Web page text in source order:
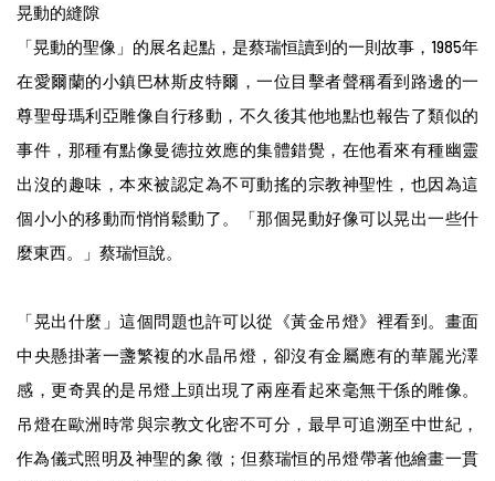
晃動的縫隙
「晃動的聖像」的展名起點，是蔡瑞恒讀到的⼀則故事，1985年
在愛爾蘭的⼩鎮巴林斯⽪特爾，⼀位⽬擊者聲稱看到路邊的⼀
尊聖⺟瑪利亞雕像⾃⾏移動，不久後其他地點也報告了類似的
事件，那種有點像曼德拉效應的集體錯覺，在他看來有種幽靈
出沒的趣味，本來被認定為不可動搖的宗教神聖性，也因為這
個⼩⼩的移動⽽悄悄鬆動了。「那個晃動好像可以晃出⼀些什
麼東⻄。」蔡瑞恒說。
「晃出什麼」這個問題也許可以從《黃⾦吊燈》裡看到。畫⾯
中央懸掛著⼀盞繁複的⽔晶吊燈，卻沒有⾦屬應有的華麗光澤
感，更奇異的是吊燈上頭出現了兩座看起來毫無⼲係的雕像。
吊燈在歐洲時常與宗教⽂化密不可分，最早可追溯⾄中世紀，
作為儀式照明及神聖的象 徵；但蔡瑞恒的吊燈帶著他繪畫⼀貫